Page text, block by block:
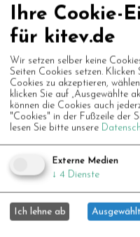
Mi., 06.08.2025 | 12:30
Mi., 13.08.2025 | 12:30
Mi., 20.08.2025 | 12:30
Mi., 03.09.2025 | 12:30
Mi., 10.09.2025 | 12:30
Ihre Cookie-
für kitev.de
Wir setzen selber keine
Seiten Cookies setzen. Klicken
Cookies zu akzeptieren,
klicken Sie auf „Ausgewählte
können die Cookies auch
"Cookies" in der Fußzeile der
lesen Sie bitte unsere
Externe Medien
↓ 4 Dienste
Ich lehne ab